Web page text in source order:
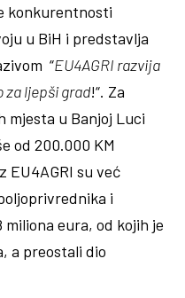
konkurentnosti
u BiH i predstavlja
“EU4AGRI razvija
ljepši grad!“. Za
mjesta u Banjoj Luci
od 200.000 KM
EU4AGRI su već
i
eura, od kojih je
a preostali dio